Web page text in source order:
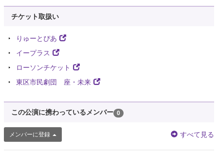
チケット取扱い
りゅーとぴあ
イープラス
ローソンチケット
東区市民劇団 座・未来
この公演に携わっているメンバー 0
メンバーに登録 すべて見る